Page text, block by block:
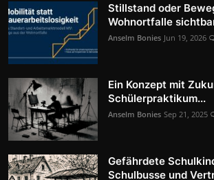
Stillstand oder
Wohnortfalle
Anselm Bonies Jun 19, 2026
Ein Konzept mit
Schülerpraktikum...
Anselm Bonies Sep 21, 2025
Gefährdete
Schulbusse und